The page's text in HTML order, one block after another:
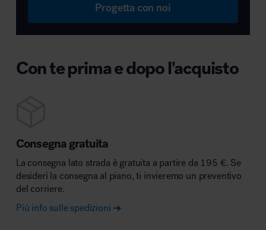
Progetta con noi
Con te prima e dopo l'acquisto
Consegna gratuita
La consegna lato strada è gratuita a partire da 195 €. Se
desideri la consegna al piano, ti invieremo un preventivo
del corriere.
Più info sulle spedizioni